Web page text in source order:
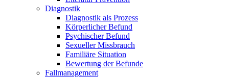
Diagnostik
Diagnostik als Prozess
Körperlicher Befund
Psychischer Befund
Sexueller Missbrauch
Familiäre Situation
Bewertung der Befunde
Fallmanagement